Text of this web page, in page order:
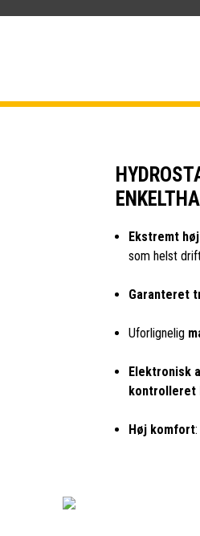
Ekstremt
som helst
Garanteret
Uforlignelig
Elektronisk
kontrolleret
Høj komfort